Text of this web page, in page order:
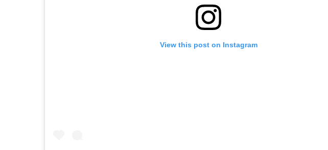
View this post on Instagram